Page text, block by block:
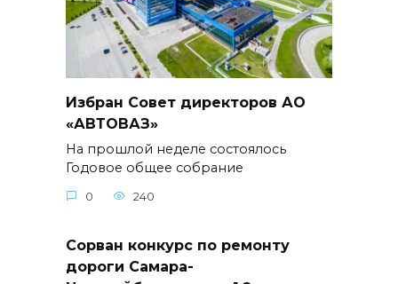
Избран Совет директоров АО
«АВТОВАЗ»
На прошлой неделе состоялось
Годовое общее собрание
0 240
Сорван конкурс по ремонту
дороги Самара-